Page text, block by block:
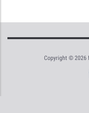
Copyright © 2026